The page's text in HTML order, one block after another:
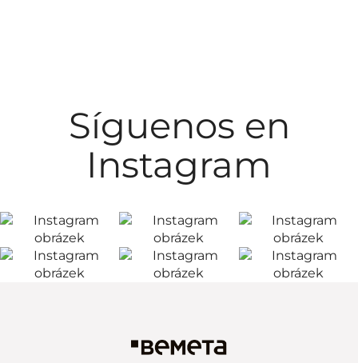
Síguenos en
Instagram